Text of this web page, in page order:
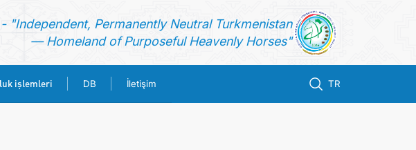
"Independent, Permanently Neutral Turkmenistan
— Homeland of Purposeful Heavenly Horses"
işlemleri DB İletişim TR